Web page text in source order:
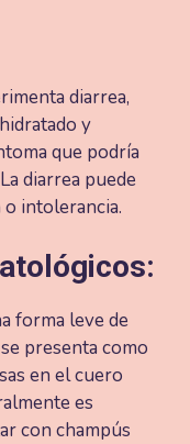
diarrea,
y
que podría
diarrea puede
intolerancia​.
forma leve de
presenta como
en el cuero
es
con champús